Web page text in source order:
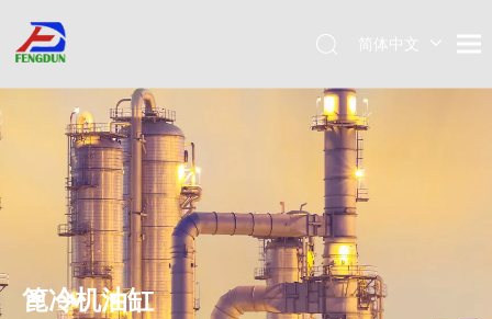
简体中文
English
篦冷机油缸